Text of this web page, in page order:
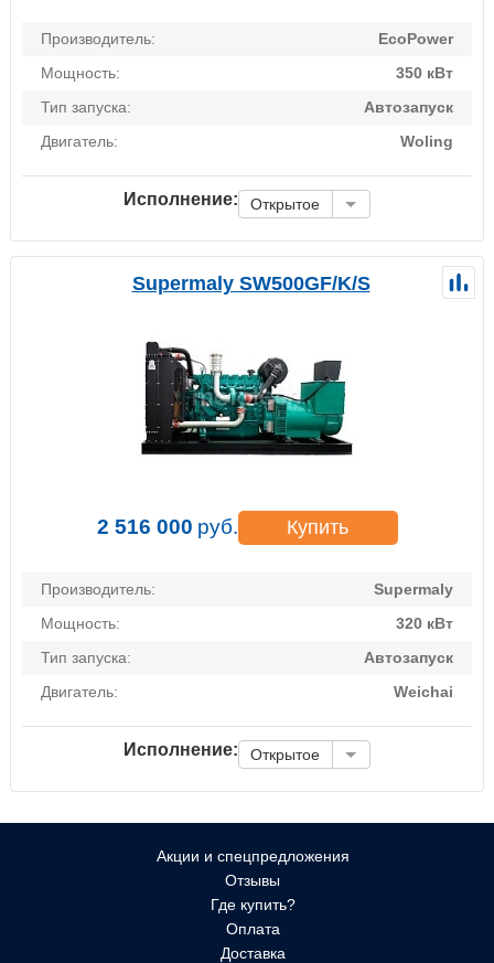
Производитель:
EcoPower
Мощность:
350 кВт
Тип запуска:
Автозапуск
Двигатель:
Woling
Исполнение: Открытое
Supermaly SW500GF/K/S
2 516 000 руб. Купить
Производитель:
Supermaly
Мощность:
320 кВт
Тип запуска:
Автозапуск
Двигатель:
Weichai
Исполнение: Открытое
Акции и спецпредложения
Отзывы
Где купить?
Оплата
Доставка